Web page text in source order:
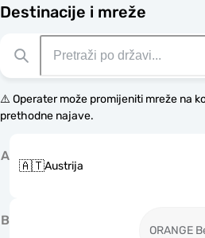
Destinacije i mreže
⚠️ Operater može promijeniti mreže na
prethodne najave.
A
🇦🇹Austrija
B
ORANGE